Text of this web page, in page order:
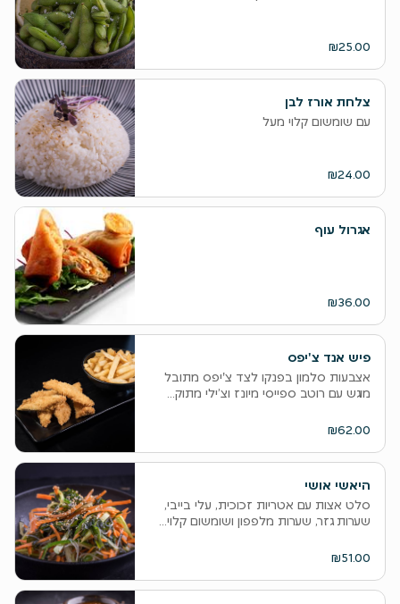
₪25.00
צלחת אורז לבן
עם שומשום קלוי מעל
₪24.00
אגרול עוף
₪36.00
פיש אנד צ'יפס
אצבעות סלמון בפנקו לצד צ'יפס מתובל
מוגש עם רוטב ספייסי מיונז וצ’ילי מתוק...
₪62.00
היאשי אושי
סלט אצות עם אטריות זכוכית, עלי בייבי,
שערות גזר, שערות מלפפון ושומשום קלוי...
₪51.00